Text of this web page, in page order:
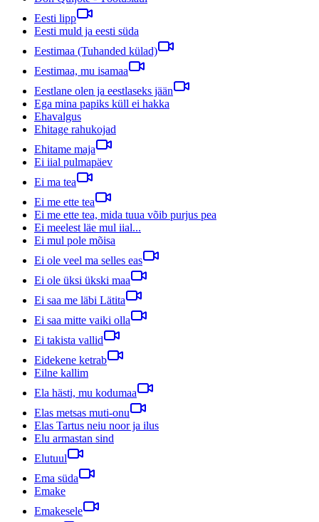
Eesti lipp
Eesti muld ja eesti süda
Eestimaa (Tuhanded külad)
Eestimaa, mu isamaa
Eestlane olen ja eestlaseks jään
Ega mina papiks küll ei hakka
Ehavalgus
Ehitage rahukojad
Ehitame maja
Ei iial pulmapäev
Ei ma tea
Ei me ette tea
Ei me ette tea, mida tuua võib purjus pea
Ei meelest läe mul iial...
Ei mul pole mõisa
Ei ole veel ma selles eas
Ei ole üksi ükski maa
Ei saa me läbi Lätita
Ei saa mitte vaiki olla
Ei takista vallid
Eidekene ketrab
Eilne kallim
Ela hästi, mu kodumaa
Elas metsas muti-onu
Elas Tartus neiu noor ja ilus
Elu armastan sind
Elutuul
Ema süda
Emake
Emakesele